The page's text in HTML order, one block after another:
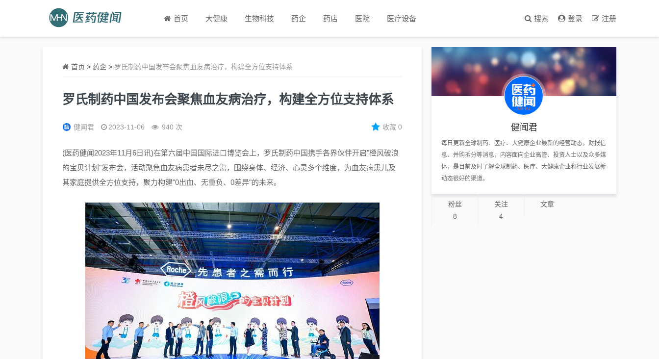
首页 大健康 生物科技 药企 药店 医院 医疗设备 搜索 登录 注册
首页 > 药企 > 罗氏制药中国发布会聚焦血友病治疗，构建全方位支持体系
罗氏制药中国发布会聚焦血友病治疗，构建全方位支持体系
健闻君 2023-11-06 940 次 收藏0
(医药健闻2023年11月6日讯)在第六届中国国际进口博览会上，罗氏制药中国携手各界伙伴开启"橙风破浪
的宝贝计划"发布会，活动聚焦血友病患者未尽之需，围绕身体、经济、心灵多个维度，为血友病患儿及
其家庭提供全方位支持，聚力构建"0出血、无重负、0差异"的未来。
健闻君
每日更新全球制药、医疗、大健康企业最新的经营动态，财报信
息、并购拆分等消息，内容面向企业高管、投资人士以及众多媒
体，是目前及时了解全球制药、医疗、大健康企业和行业发展新
动态很好的渠道。
粉丝
8
关注
4
文章